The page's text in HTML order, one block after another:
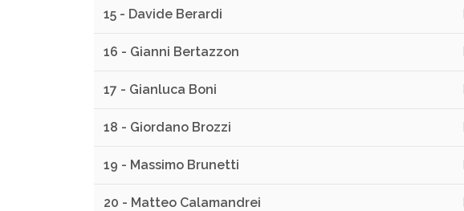
15 - Davide Berardi
16 - Gianni Bertazzon
17 - Gianluca Boni
18 - Giordano Brozzi
19 - Massimo Brunetti
20 - Matteo Calamandrei